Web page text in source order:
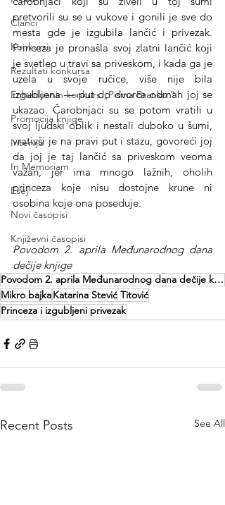
Članci
Konkursi
Rezultati konkursa
Enheduanin konkurs „Pisma Branku ”
Promocija knjige
Intervju
In Memoriam
Esej
Novi časopisi
Književni časopisi
pretvorili su se u vukove i gonili je sve do
mesta gde je izgubila lančić i privezak.
Princeza je pronašla svoj zlatni lančić koji
je svetleo u travi sa priveskom, i kada ga je
uzela u svoje ručice, više nije bila
izgubljena — put do dvorca odmah joj se
ukazao. Čarobnjaci su se potom vratili u
svoj ljudski oblik i nestali duboko u šumi,
vrativši je na pravi put i stazu, govoreći joj
da joj je taj lančić sa priveskom veoma
važan, jer ima mnogo lažnih, oholih
princeza koje nisu dostojne krune ni
osobina koje ona poseduje.
Povodom 2. aprila Međunarodnog dana
dečije knjige
Povodom 2. aprila Međunarodnog dana dečije knjige
Mikro bajkaKatarina Stević Titović
Princeza i izgubljeni privezak
Recent Posts See All